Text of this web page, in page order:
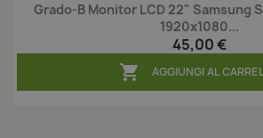
Grado-B Monitor LCD 22" Samsung
1920x1080...
45,00 €
 AGGIUNGI AL